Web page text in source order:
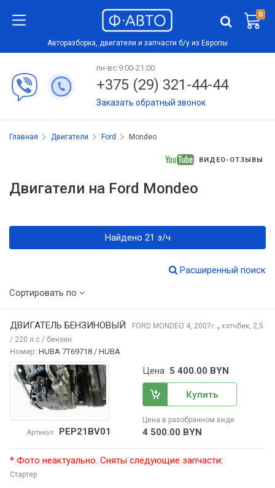
0
Авторазборка, двигатели и запчасти б/у из Европы
пн-вс 9:00-21:00
+375 (29) 321-44-44
Заказать обратный звонок
Главная Двигатели Ford Mondeo
ВИДЕО-ОТЗЫВЫ
Двигатели на Ford Mondeo
Найдено 21 з/ч
Расширенный поиск
Сортировать по
ДВИГАТЕЛЬ БЕНЗИНОВЫЙ FORD MONDEO 4, 2007г. , хэтчбек, 2,5
/ 220 л.с / бензин
Номер: HUBA 7T69718 / HUBA
Артикул PEP21BV01
Цена 5 400.00 BYN
Купить
Цена в разобранном виде
4 500.00 BYN
* Фото неактуально. Сняты следующие запчасти:
Стартер